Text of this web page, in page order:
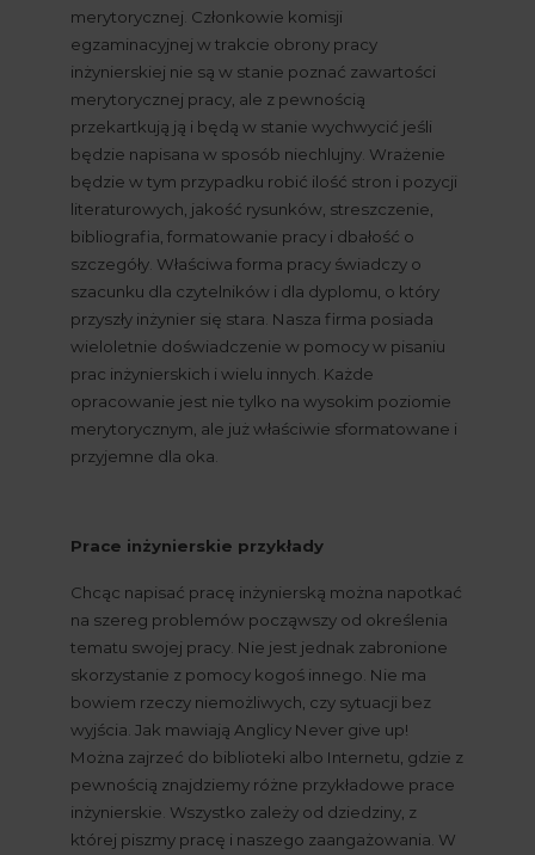
merytorycznej. Członkowie komisji
egzaminacyjnej w trakcie obrony pracy
inżynierskiej nie są w stanie poznać zawartości
merytorycznej pracy, ale z pewnością
przekartkują ją i będą w stanie wychwycić jeśli
będzie napisana w sposób niechlujny. Wrażenie
będzie w tym przypadku robić ilość stron i pozycji
literaturowych, jakość rysunków, streszczenie,
bibliografia, formatowanie pracy i dbałość o
szczegóły. Właściwa forma pracy świadczy o
szacunku dla czytelników i dla dyplomu, o który
przyszły inżynier się stara. Nasza firma posiada
wieloletnie doświadczenie w pomocy w pisaniu
prac inżynierskich i wielu innych. Każde
opracowanie jest nie tylko na wysokim poziomie
merytorycznym, ale już właściwie sformatowane i
przyjemne dla oka.
Prace inżynierskie przykłady
Chcąc napisać pracę inżynierską można napotkać
na szereg problemów począwszy od określenia
tematu swojej pracy. Nie jest jednak zabronione
skorzystanie z pomocy kogoś innego. Nie ma
bowiem rzeczy niemożliwych, czy sytuacji bez
wyjścia. Jak mawiają Anglicy Never give up!
Można zajrzeć do biblioteki albo Internetu, gdzie z
pewnością znajdziemy różne przykładowe prace
inżynierskie. Wszystko zależy od dziedziny, z
której piszmy pracę i naszego zaangażowania. W